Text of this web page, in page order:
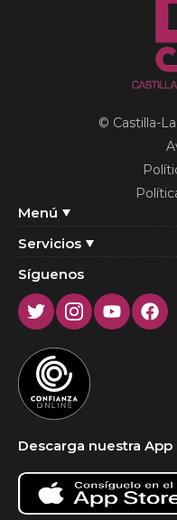
Menú
Servicios
© Castilla-
Síguenos
TwitterInstagram
Youtube
Descarga nuestra App